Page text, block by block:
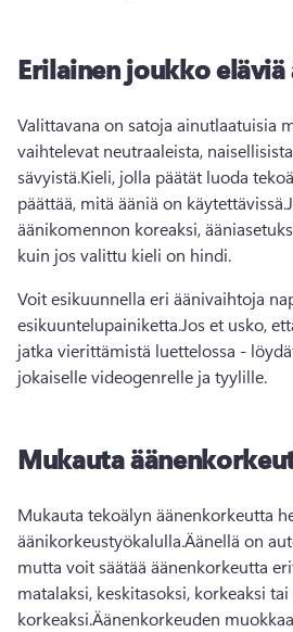
Erilainen joukko eläviä
Valittavana on satoja ainutlaatuisia
vaihtelevat neutraaleista,
sävyistä.Kieli, jolla päätät luoda
päättää, mitä ääniä on käytettävissä.
äänikomennon koreaksi,
kuin jos valittu kieli on hindi.
Voit esikuunnella eri äänivaihtoja
esikuuntelupainiketta.Jos et usko,
jatka vierittämistä luettelossa -
jokaiselle videogenrelle ja tyylille.
Mukauta
Mukauta tekoälyn äänenkorkeutta
äänikorkeustyökalulla.Äänellä on
mutta voit säätää äänenkorkeutta
matalaksi, keskitasoksi, korkeaksi
korkeaksi.Äänenkorkeuden